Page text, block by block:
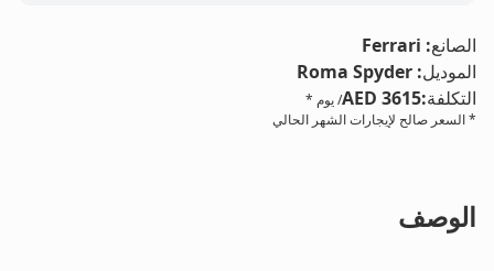
الصانع:
Ferrari
الموديل:
Roma Spyder
التكلفة:
AED 3615/ يوم *
* السعر صالح لإيجارات الشهر الحالي
الوصف